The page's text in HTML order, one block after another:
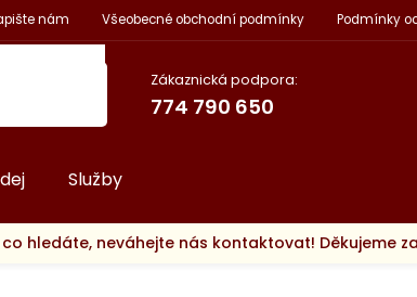
nám Všeobecné obchodní podmínky Podmínky
Zákaznická podpora:
774 790 650
Služby
hledáte, neváhejte nás kontaktovat! Děkujeme